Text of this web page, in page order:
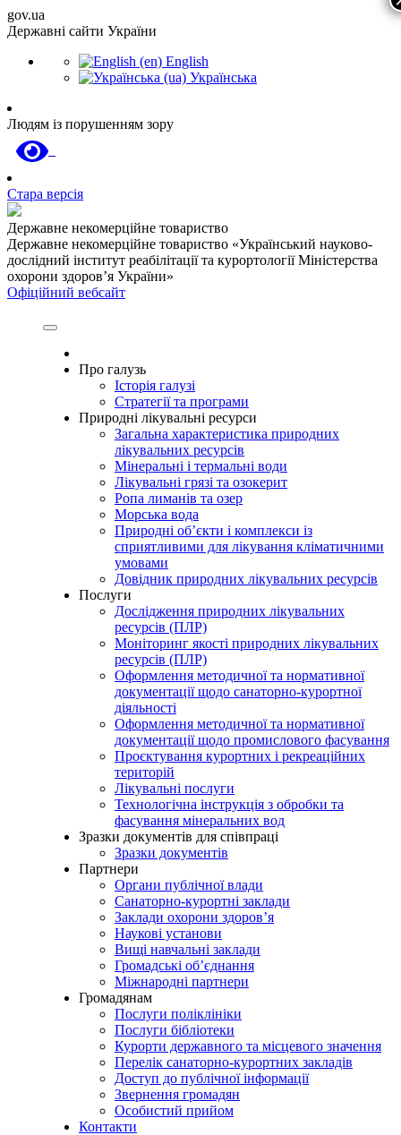
gov.ua
Державні сайти України
English
Українська
Людям із порушенням зору
Стара версія
Державне некомерційне товариство
Державне некомерційне товариство «Український науково-
дослідний інститут реабілітації та курортології Міністерства
охорони здоров’я України»
Офіційний вебсайт
Про галузь
Історія галузі
Стратегії та програми
Природні лікувальні ресурси
Загальна характеристика природних
лікувальних ресурсів
Мінеральні і термальні води
Лікувальні грязі та озокерит
Ропа лиманів та озер
Морська вода
Природні об’єкти і комплекси із
сприятливими для лікування кліматичними
умовами
Довідник природних лікувальних ресурсів
Послуги
Дослідження природних лікувальних
ресурсів (ПЛР)
Моніторинг якості природних лікувальних
ресурсів (ПЛР)
Оформлення методичної та нормативної
документації щодо санаторно-курортної
діяльності
Оформлення методичної та нормативної
документації щодо промислового фасування
Проєктування курортних і рекреаційних
територій
Лікувальні послуги
Технологічна інструкція з обробки та
фасування мінеральних вод
Зразки документів для співпраці
Зразки документів
Партнери
Органи публічної влади
Санаторно-курортні заклади
Заклади охорони здоров’я
Наукові установи
Вищі навчальні заклади
Громадські об’єднання
Міжнародні партнери
Громадянам
Послуги поліклініки
Послуги бібліотеки
Курорти державного та місцевого значення
Перелік санаторно-курортних закладів
Доступ до публічної інформації
Звернення громадян
Особистий прийом
Контакти